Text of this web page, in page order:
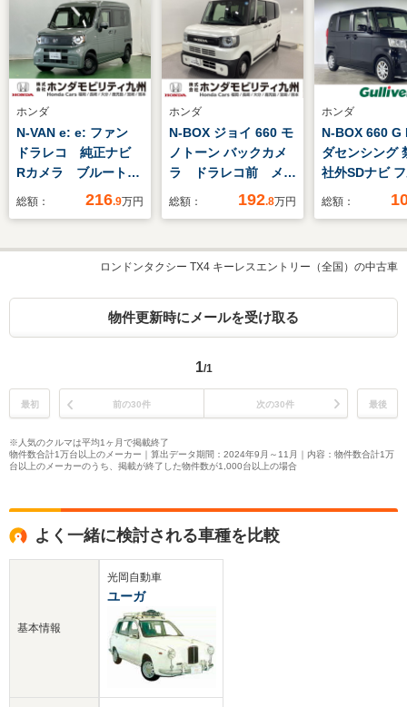
ホンダ
N-VAN e: e: ファン
ドラレコ 純正ナビ
Rカメラ ブルートゥ
ース
総額： 216.9万円
ホンダ
N-BOX ジョイ 660 モ
ノトーン バックカメ
ラ ドラレコ前 メモ
リーナビ 両側電動ス
総額： 192.8万円
ホンダ
N-BOX 660 G
ダセンシング
社外SDナビ
iPod AUX BT
ーナーセンサ
り防止 盗難防
ルトインETC
総額：
ロンドンタクシー TX4 キーレスエントリー（全国）の中古車
物件更新時にメールを受け取る
1/1
最初 前の30件 次の30件 最後
※人気のクルマは平均1ヶ月で掲載終了
物件数合計1万台以上のメーカー｜算出データ期間：2024年9月～11月｜内容：物件数合計1万
台以上のメーカーのうち、掲載が終了した物件数が1,000台以上の場合
よく一緒に検討される車種を比較
基本情報
光岡自動車
ユーガ